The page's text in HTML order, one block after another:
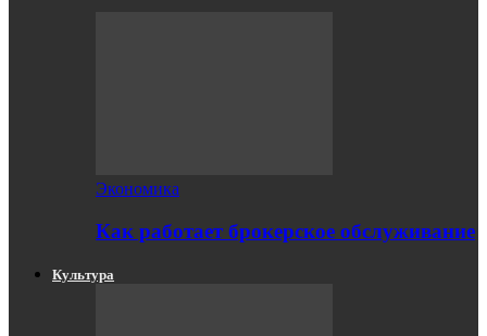
Экономика
Как работает брокерское обслуживание
Культура